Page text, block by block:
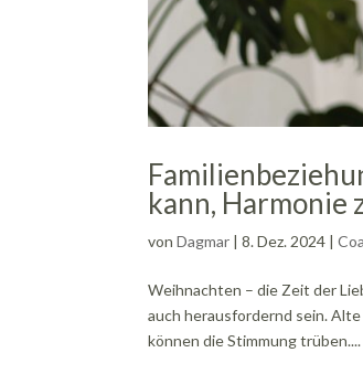
kann, Harmonie
vonDagmar |8. Dez. 2024 |
Weihnachten – die Zeit der
auch herausfordernd sein.
können die Stimmung trüben....